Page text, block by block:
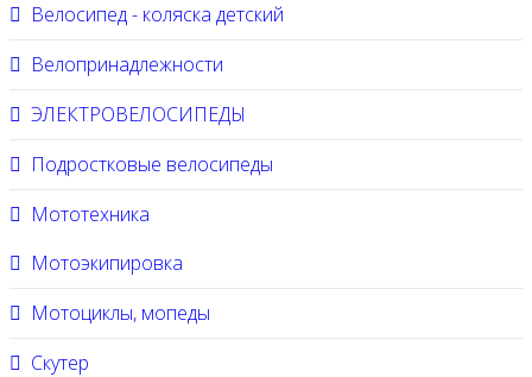
Велосипед - коляска детский
Велопринадлежности
ЭЛЕКТРОВЕЛОСИПЕДЫ
Подростковые велосипеды
Мототехника
Мотоэкипировка
Мотоциклы, мопеды
Скутер